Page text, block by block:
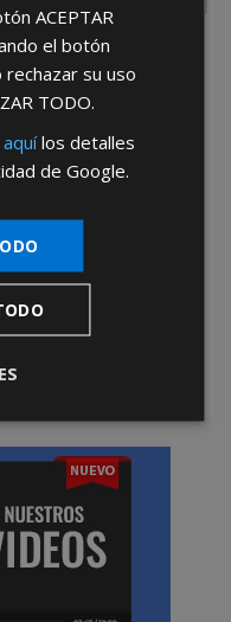
de Privacidad
y empresas minoristas y
ACEPTAR
el botón
rechazar su uso
TODO.
aquílos detalles
de Google.